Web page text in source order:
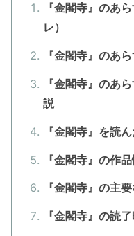
『金閣寺』のあ
レ）
『金閣寺』のあ
『金閣寺』のあ
説
『金閣寺』を読
『金閣寺』の作
『金閣寺』の主
『金閣寺』の読